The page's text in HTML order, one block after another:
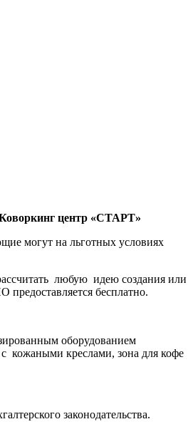
центр «СТАРТ»
могут на льготных условиях
любую идею создания или
бесплатно.
оборудованием
кожаными креслами, зона для кофе
законодательства.